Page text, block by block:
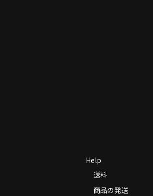
Help
送料
商品の発送